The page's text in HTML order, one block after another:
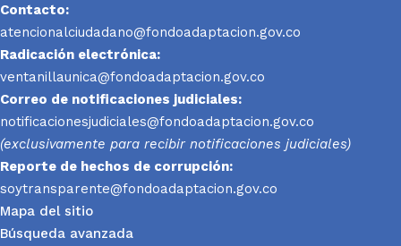
Contacto:
atencionalciudadano@fondoadaptacion.gov.co
Radicación electrónica:
ventanillaunica@fondoadaptacion.gov.co
Correo de notificaciones judiciales:
notificacionesjudiciales@fondoadaptacion.gov.co
(exclusivamente para recibir notificaciones judiciales)
Reporte de hechos de corrupción:
soytransparente@fondoadaptacion.gov.co
Mapa del sitio
Búsqueda avanzada